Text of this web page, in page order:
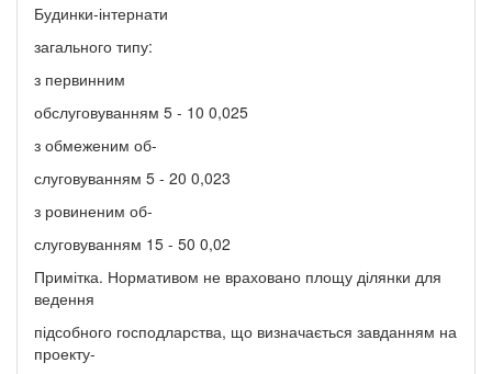
Будинки-інтернати
загального типу:
з первинним
обслуговуванням 5 - 10 0,025
з обмеженим об-
слуговуванням 5 - 20 0,023
з ровиненим об-
слуговуванням 15 - 50 0,02
Примітка. Нормативом не враховано площу ділянки для
ведення
підсобного господларства, що визначається завданням на
проекту-